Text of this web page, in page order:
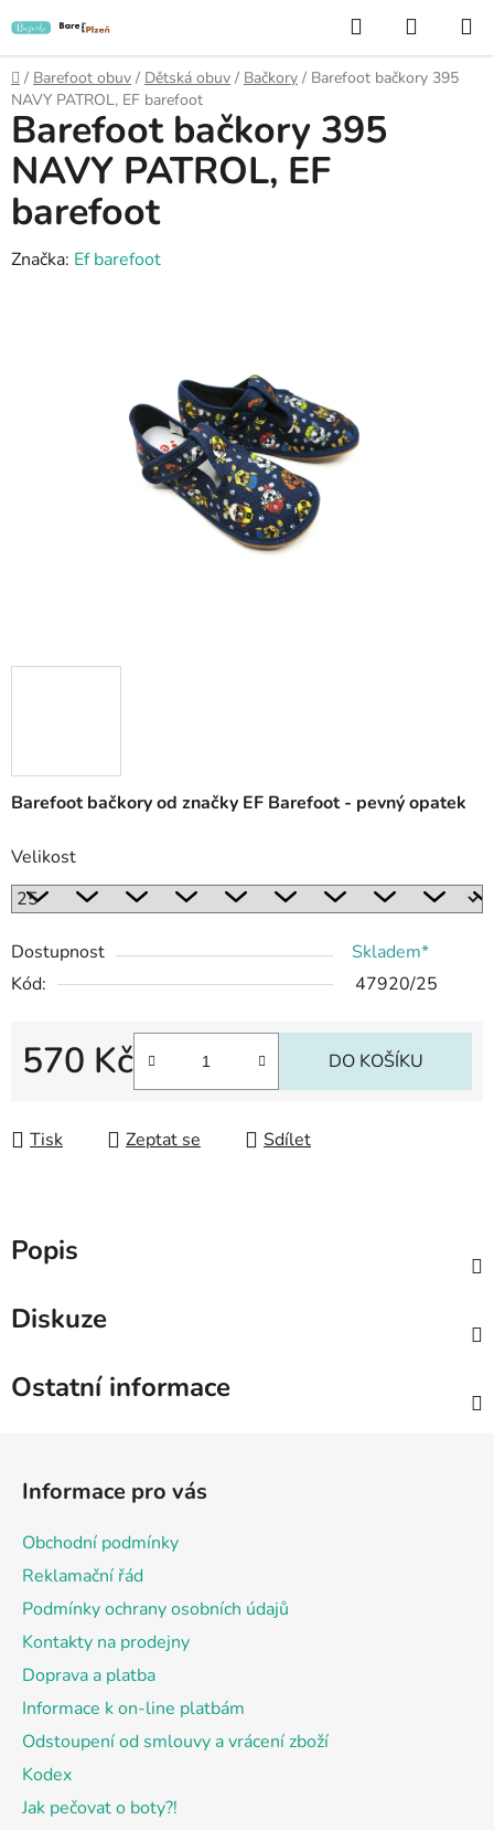
na
obsah
Hledat
KOŠÍK
Domů
/ Barefoot obuv / Dětská obuv / Bačkory / Barefoot bačkory 395
NAVY PATROL, EF barefoot
Barefoot bačkory od značky EF Barefoot - pevný opatek
Velikost
Dostupnost
Skladem*
Kód:
47920/25
570 Kč DO KOŠÍKU
Tisk Zeptat se Sdílet
Barefoot bačkory 395
NAVY PATROL, EF
barefoot
Značka: Ef barefoot
Popis
Diskuze
Ostatní informace
Informace pro vás
Obchodní podmínky
Reklamační řád
Podmínky ochrany osobních údajů
Kontakty na prodejny
Doprava a platba
Informace k on-line platbám
Odstoupení od smlouvy a vrácení zboží
Kodex
Jak pečovat o boty?!